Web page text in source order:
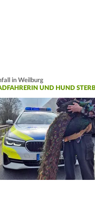
in Weilburg
UND HUND